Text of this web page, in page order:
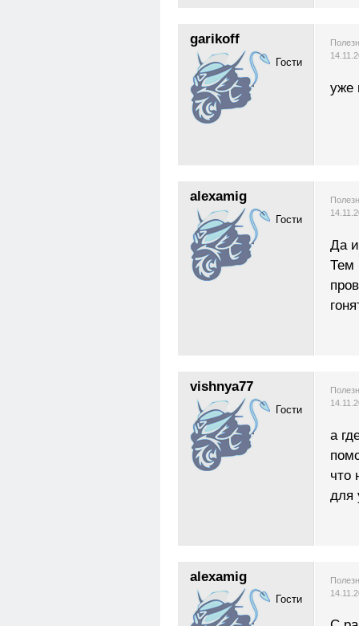
garikoff
Гости
уже
alexamig
Гости
Да
Тем
vishnya77
Гости
а
что
для
alexamig
Гости